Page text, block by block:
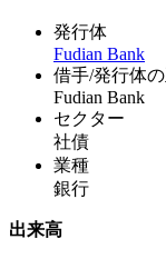
発行体
Fudian Bank
借手/発行体
Fudian Bank
セクター
社債
業種
銀行
出来高